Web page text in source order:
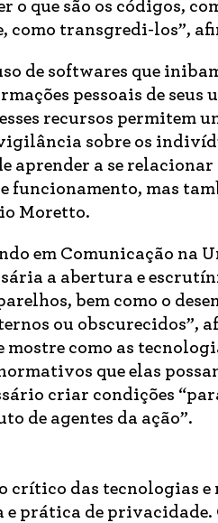
o que são os códigos,
como transgredi-los”,
de softwares que
pessoais de
recursos permitem
sobre os
aprender a se
funcionamento, mas
Moretto.
em Comunicação na
a abertura e
bem como o
ou obscurecidos”,
mostre como as
que elas
criar condições
de agentes da ação”.
crítico das tecnologias e
e prática de